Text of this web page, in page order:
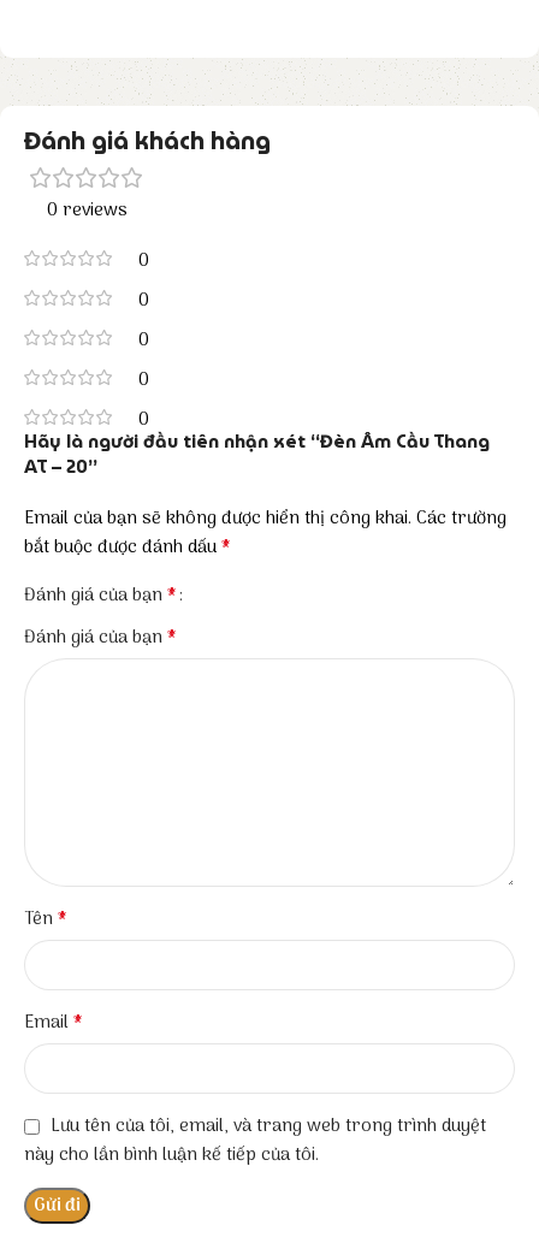
Đánh giá khách hàng
0 reviews
0
0
0
0
0
Hãy là người đầu tiên nhận xét “Đèn Âm Cầu Thang
AT – 20”
Email của bạn sẽ không được hiển thị công khai. Các trường
bắt buộc được đánh dấu*
Đánh giá của bạn*
Đánh giá của bạn*
Tên*
Email*
Lưu tên của tôi, email, và trang web trong trình duyệt
này cho lần bình luận kế tiếp của tôi.